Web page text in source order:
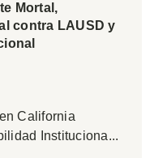
Mortal,
contra LAUSD y
California
Instituciona...